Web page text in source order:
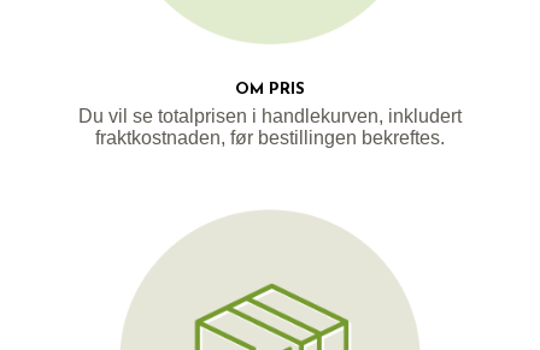
OM PRIS
Du vil se totalprisen i handlekurven, inkludert
fraktkostnaden, før bestillingen bekreftes.